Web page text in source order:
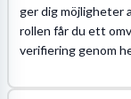
ger dig möjligheter
rollen får du ett
verifiering genom